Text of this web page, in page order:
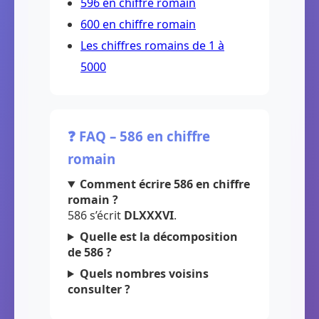
600 en chiffre romain
Les chiffres romains de 1 à
5000
❓ FAQ – 586 en chiffre
romain
Comment écrire 586 en chiffre
romain ?
586 s’écrit DLXXXVI.
Quelle est la décomposition
de 586 ?
Quels nombres voisins
consulter ?